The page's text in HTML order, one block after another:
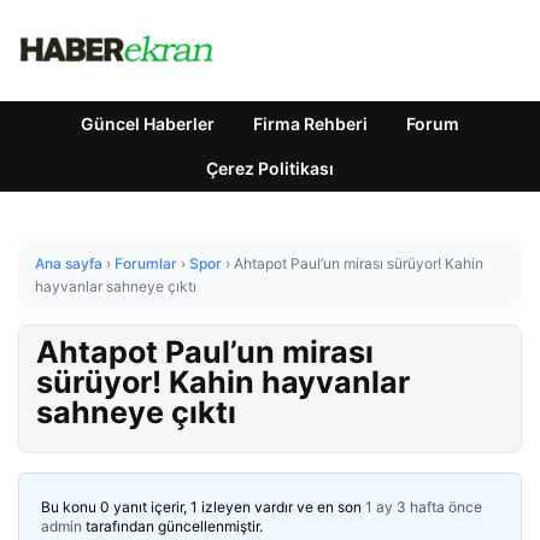
Güncel Haberler Firma Rehberi Forum
Çerez Politikası
Ana sayfa › Forumlar › Spor › Ahtapot Paul’un mirası sürüyor! Kahin
hayvanlar sahneye çıktı
Ahtapot Paul’un mirası
sürüyor! Kahin hayvanlar
sahneye çıktı
Bu konu 0 yanıt içerir, 1 izleyen vardır ve en son 1 ay 3 hafta önce
admin tarafından güncellenmiştir.